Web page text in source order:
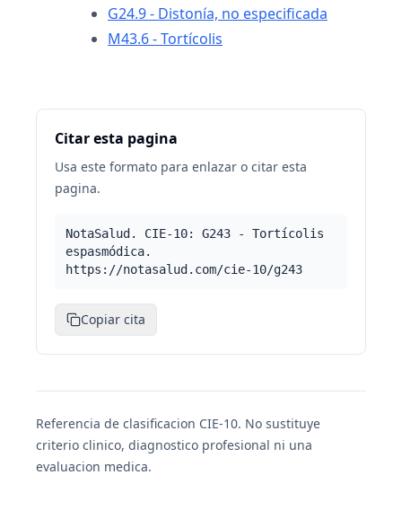
G24.9 - Distonía, no especificada
M43.6 - Tortícolis
Citar esta pagina
Usa este formato para enlazar o citar esta
pagina.
NotaSalud. CIE-10: G243 - Tortícolis
espasmódica.
https://notasalud.com/cie-10/g243
Copiar cita
Referencia de clasificacion CIE-10. No sustituye
criterio clinico, diagnostico profesional ni una
evaluacion medica.